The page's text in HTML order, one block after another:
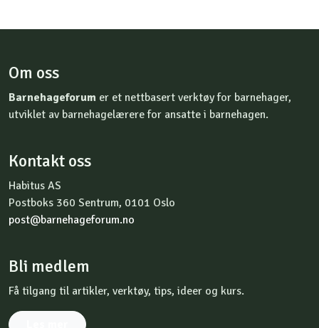
Om oss
Barnehageforum er et nettbasert verktøy for barnehager,
utviklet av barnehagelærere for ansatte i barnehagen.
Kontakt oss
Habitus AS
Postboks 360 Sentrum, 0101 Oslo
post@barnehageforum.no
Bli medlem
Få tilgang til artikler, verktøy, tips, ideer og kurs.